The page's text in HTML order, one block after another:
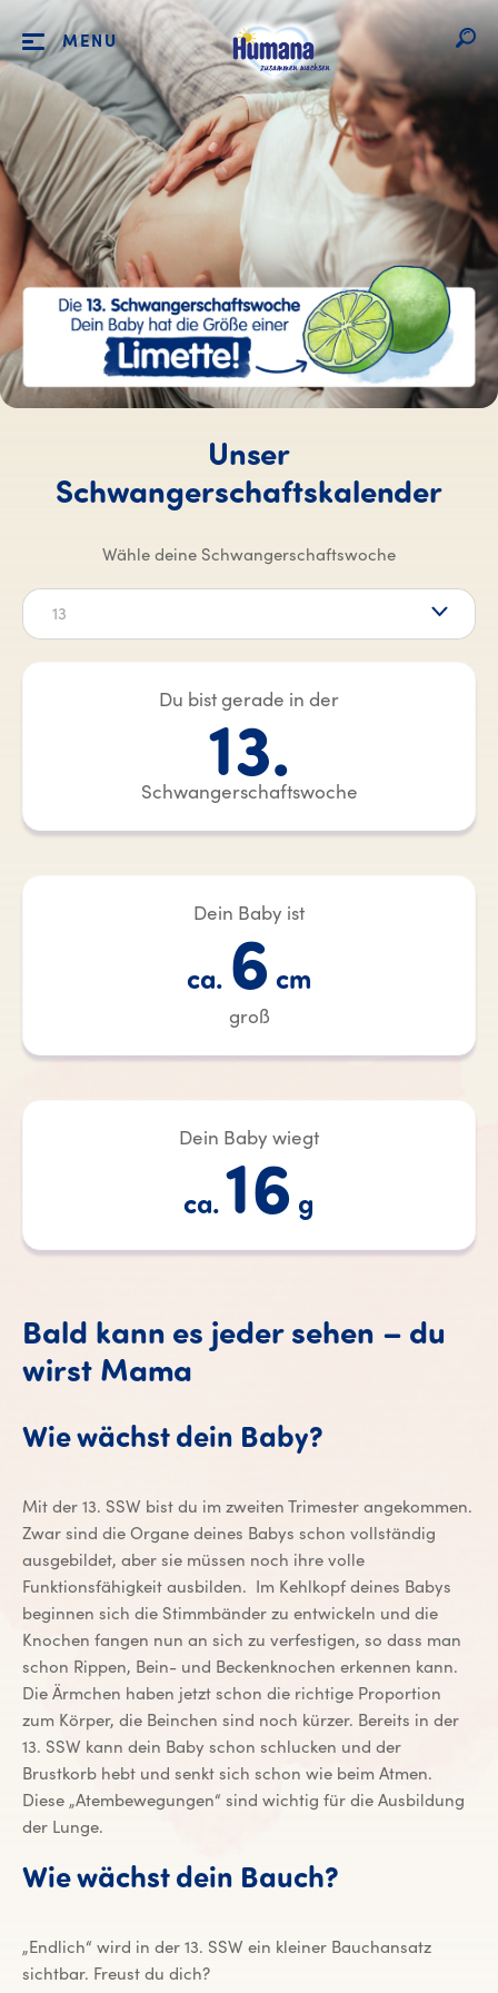
MENU
Unser
Schwangerschaftskalender
Wähle deine Schwangerschaftswoche
13
Du bist gerade in der
13.
Schwangerschaftswoche
Dein Baby ist
ca.6cm
groß
Dein Baby wiegt
ca.16
g
Bald kann es jeder sehen – du
wirst Mama
Wie wächst dein Baby?
Mit der 13. SSW bist du im zweiten Trimester angekommen.
Zwar sind die Organe deines Babys schon vollständig
ausgebildet, aber sie müssen noch ihre volle
Funktionsfähigkeit ausbilden. Im Kehlkopf deines Babys
beginnen sich die Stimmbänder zu entwickeln und die
Knochen fangen nun an sich zu verfestigen, so dass man
schon Rippen, Bein- und Beckenknochen erkennen kann.
Die Ärmchen haben jetzt schon die richtige Proportion
zum Körper, die Beinchen sind noch kürzer. Bereits in der
13. SSW kann dein Baby schon schlucken und der
Brustkorb hebt und senkt sich schon wie beim Atmen.
Diese „Atembewegungen“ sind wichtig für die Ausbildung
der Lunge.
Wie wächst dein Bauch?
„Endlich“ wird in der 13. SSW ein kleiner Bauchansatz
sichtbar. Freust du dich?